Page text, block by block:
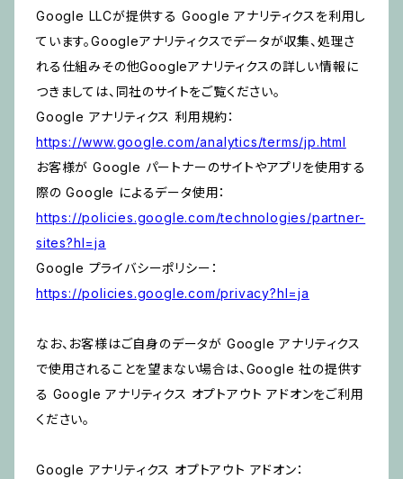
Google LLCが提供する Google アナリティクスを利用し
ています。Googleアナリティクスでデータが収集、処理さ
れる仕組みその他Googleアナリティクスの詳しい情報に
つきましては、同社のサイトをご覧ください。
Google アナリティクス 利用規約：
https://www.google.com/analytics/terms/jp.html
お客様が Google パートナーのサイトやアプリを使用する
際の Google によるデータ使用：
https://policies.google.com/technologies/partner-
sites?hl=ja
Google プライバシーポリシー：
https://policies.google.com/privacy?hl=ja
なお、お客様はご自身のデータが Google アナリティクス
で使用されることを望まない場合は、Google 社の提供す
る Google アナリティクス オプトアウト アドオンをご利用
ください。
Google アナリティクス オプトアウト アドオン：